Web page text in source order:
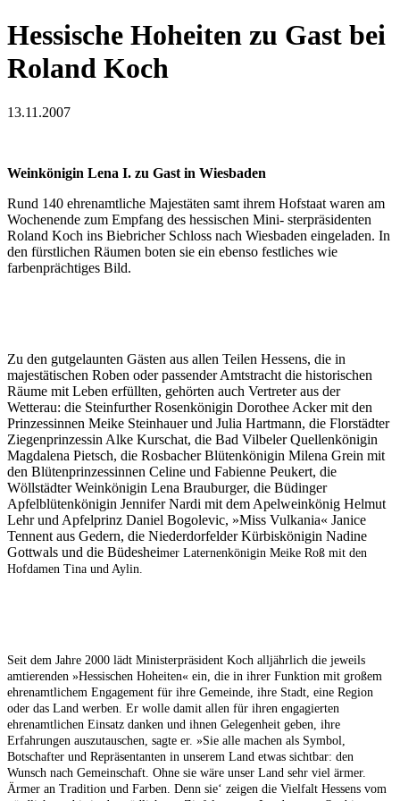
Hessische Hoheiten zu Gast bei
Roland Koch
13.11.2007
Weinkönigin Lena I. zu Gast in Wiesbaden
Rund 140 ehrenamtliche Majestäten samt ihrem Hofstaat waren am
Wochenende zum Empfang des hessischen Mini- sterpräsidenten
Roland Koch ins Biebricher Schloss nach Wiesbaden eingeladen. In
den fürstlichen Räumen boten sie ein ebenso festliches wie
farbenprächtiges Bild.
Zu den gutgelaunten Gästen aus allen Teilen Hessens, die in
majestätischen Roben oder passender Amtstracht die historischen
Räume mit Leben erfüllten, gehörten auch Vertreter aus der
Wetterau: die Steinfurther Rosenkönigin Dorothee Acker mit den
Prinzessinnen Meike Steinhauer und Julia Hartmann, die Florstädter
Ziegenprinzessin Alke Kurschat, die Bad Vilbeler Quellenkönigin
Magdalena Pietsch, die Rosbacher Blütenkönigin Milena Grein mit
den Blütenprinzessinnen Celine und Fabienne Peukert, die
Wöllstädter Weinkönigin Lena Brauburger, die Büdinger
Apfelblütenkönigin Jennifer Nardi mit dem Apelweinkönig Helmut
Lehr und Apfelprinz Daniel Bogolevic, »Miss Vulkania« Janice
Tennent aus Gedern, die Niederdorfelder Kürbiskönigin Nadine
Gottwals und die Büdesheimer Laternenkönigin Meike Roß mit den
Hofdamen Tina und Aylin.
Seit dem Jahre 2000 lädt Ministerpräsident Koch alljährlich die jeweils
amtierenden »Hessischen Hoheiten« ein, die in ihrer Funktion mit großem
ehrenamtlichem Engagement für ihre Gemeinde, ihre Stadt, eine Region
oder das Land werben. Er wolle damit allen für ihren engagierten
ehrenamtlichen Einsatz danken und ihnen Gelegenheit geben, ihre
Erfahrungen auszutauschen, sagte er. »Sie alle machen als Symbol,
Botschafter und Repräsentanten in unserem Land etwas sichtbar: den
Wunsch nach Gemeinschaft. Ohne sie wäre unser Land sehr viel ärmer.
Ärmer an Tradition und Farben. Denn sie‘ zeigen die Vielfalt Hessens vom